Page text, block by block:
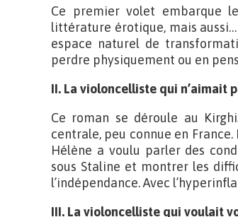
Ce premier volet embarque
littérature érotique, mais
espace naturel de
perdre physiquement ou en
II. La violoncelliste qui n’aimait
Ce roman se déroule au
centrale, peu connue en France.
Hélène a voulu parler des
sous Staline et montrer les
l’indépendance. Avec
III. La violoncelliste qui voulait